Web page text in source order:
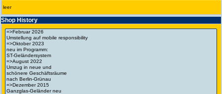
leer
Shop History